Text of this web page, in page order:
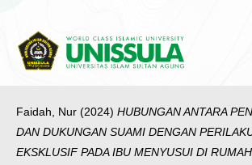
Faidah, Nur (2024) HUBUNGAN ANTARA
DAN DUKUNGAN SUAMI DENGAN
EKSKLUSIF PADA IBU MENYUSUI DI